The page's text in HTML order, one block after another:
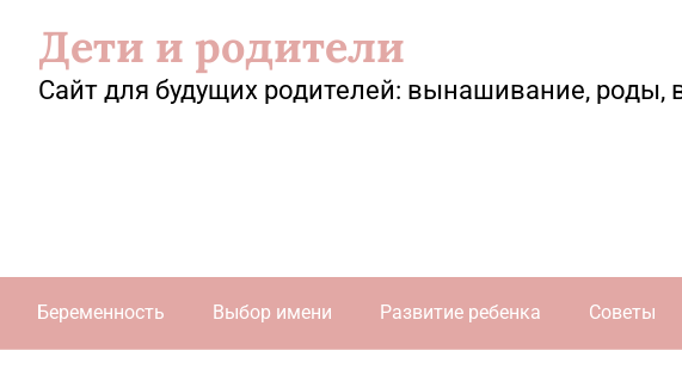
Дети и родители
Сайт для будущих родителей: вынашивание, роды,
Беременность Выбор имени Развитие ребенка Советы